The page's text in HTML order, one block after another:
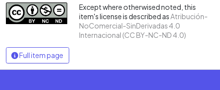
Except where otherwised noted, this
item's license is described asAtribución-
NoComercial-SinDerivadas 4.0
Internacional (CC BY-NC-ND 4.0)
Full item page